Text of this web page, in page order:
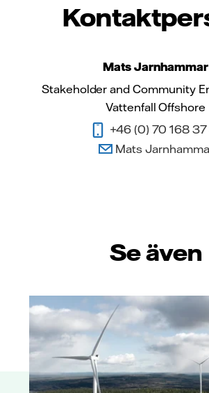
Mats Jarnhammar
Stakeholder and Community
Vattenfall Offshore
+46 (0) 70 168 37
Mats
Se även